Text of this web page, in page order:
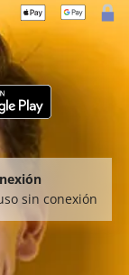
sin conexión